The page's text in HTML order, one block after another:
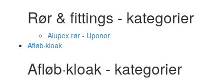
Rør & fittings - kategorier
Alupex rør - Uponor
Afløb·kloak
Afløb·kloak - kategorier